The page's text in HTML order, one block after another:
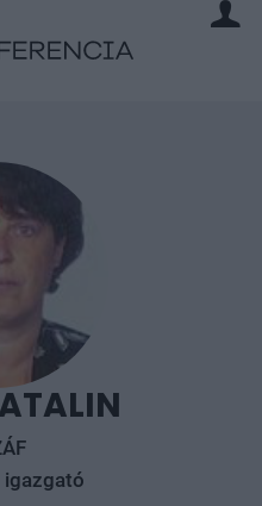
igazgató